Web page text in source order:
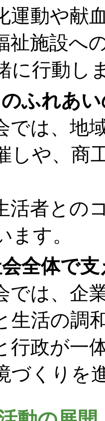
運動や献
設への
に行動し
ふれあ
、地域
しや、商
とのコ
ます。
全体で
、企業
生活の調
が一体
づくりを